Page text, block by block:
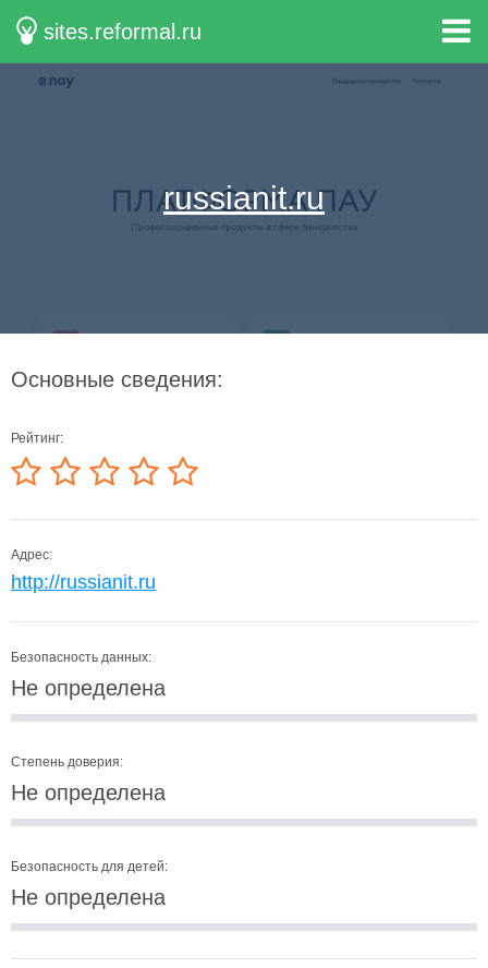
sites.reformal.ru
russianit.ru
Основные сведения:
Рейтинг:
Адрес:
http://russianit.ru
Безопасность данных:
Не определена
Степень доверия:
Не определена
Безопасность для детей:
Не определена